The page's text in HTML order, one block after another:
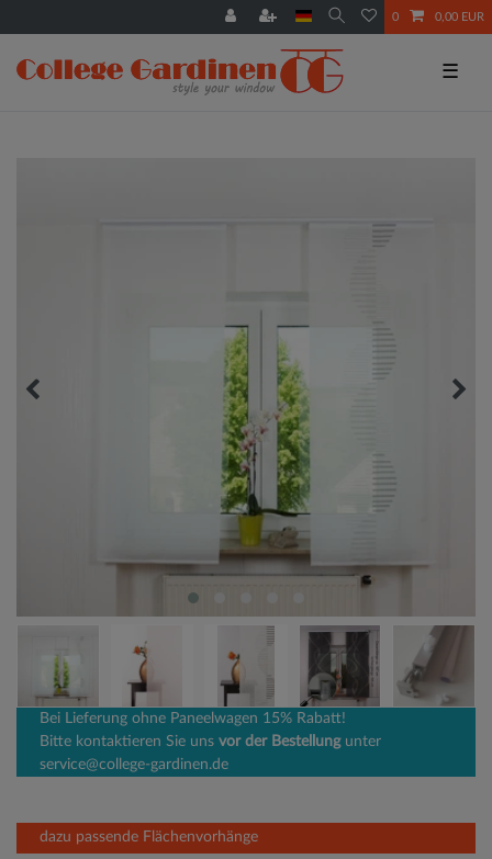
0 0,00 EUR
☰
Bei Lieferung ohne Paneelwagen 15% Rabatt!
Bitte kontaktieren Sie uns vor der Bestellungunter
service@college-gardinen.de
dazu passende Flächenvorhänge